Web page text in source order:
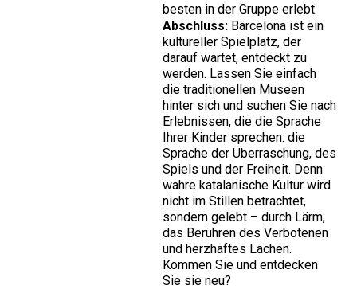
besten in der Gruppe erlebt.
Abschluss: Barcelona ist ein
kultureller Spielplatz, der
darauf wartet, entdeckt zu
werden. Lassen Sie einfach
die traditionellen Museen
hinter sich und suchen Sie nach
Erlebnissen, die die Sprache
Ihrer Kinder sprechen: die
Sprache der Überraschung, des
Spiels und der Freiheit. Denn
wahre katalanische Kultur wird
nicht im Stillen betrachtet,
sondern gelebt – durch Lärm,
das Berühren des Verbotenen
und herzhaftes Lachen.
Kommen Sie und entdecken
Sie sie neu?